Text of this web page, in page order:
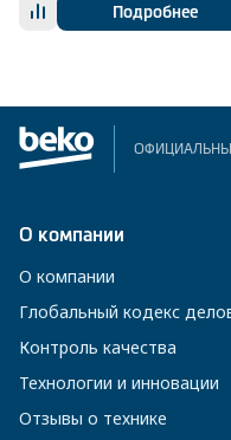
Подробнее
О компании
О компании
Глобальный кодекс
Контроль качества
Технологии и инновации
Отзывы о технике